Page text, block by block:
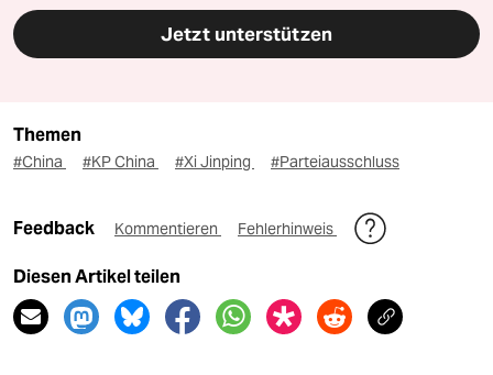
Jetzt unterstützen
Themen
#China #KP China #Xi Jinping #Parteiausschluss
Feedback Kommentieren Fehlerhinweis
Diesen Artikel teilen